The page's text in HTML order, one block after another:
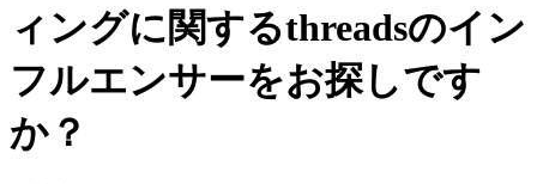
ィングに関するthreadsのイン
フルエンサーをお探しです
か？